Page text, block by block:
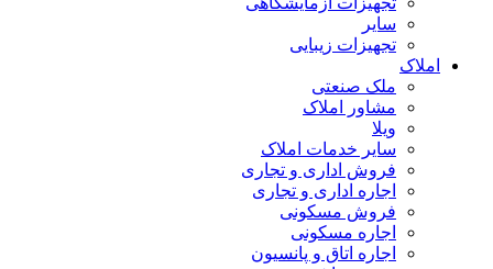
سایر
تجهیزات زیبایی
املاک
ملک صنعتی
مشاور املاک
ویلا
سایر خدمات املاک
فروش اداری و تجاری
اجاره اداری و تجاری
فروش مسکونی
اجاره مسکونی
اجاره اتاق و پانسیون